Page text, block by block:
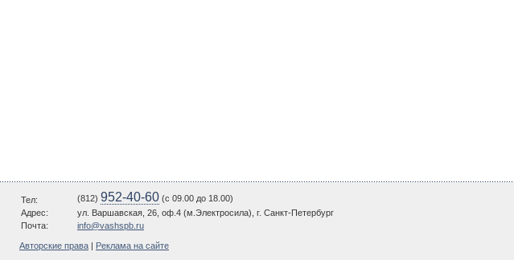
Тел: (812) 952-40-60 (c 09.00 до 18.00)
Адрес:
ул. Варшавская, 26, оф.4 (м.Электросила), г. Санкт-Петербург
Почта:
info@vashspb.ru
Авторские права Реклама на сайте